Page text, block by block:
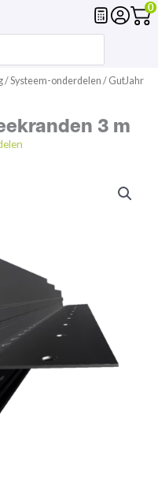
0
/Systeem-onderdelen / GutJahr
3 m